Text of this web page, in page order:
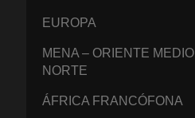
EUROPA
MENA – ORIENTE MEDIO
NORTE
ÁFRICA FRANCÓFONA